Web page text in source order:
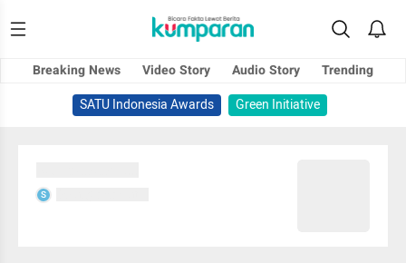
Breaking News Video Story Audio Story
Trending
SATU Indonesia Awards
Green Initiative
S